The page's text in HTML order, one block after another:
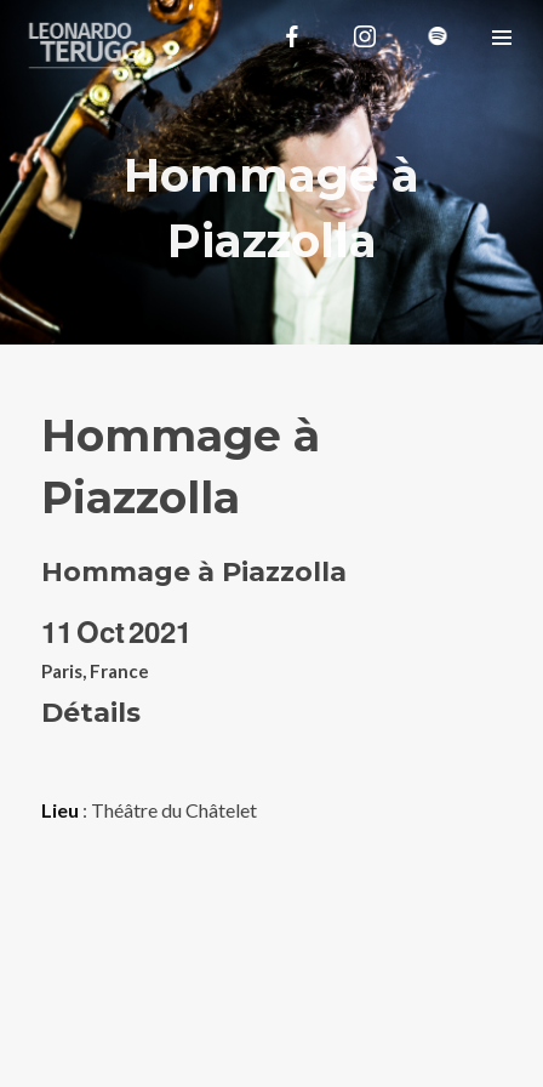
Hommage à
Piazzolla
Hommage à
Piazzolla
Hommage à Piazzolla
11 Oct2021
Paris, France
Détails
Lieu : Théâtre du Châtelet